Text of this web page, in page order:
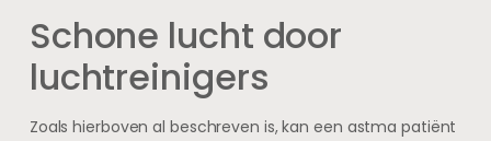
Schone lucht door
luchtreinigers
Zoals hierboven al beschreven is, kan een astma patiënt